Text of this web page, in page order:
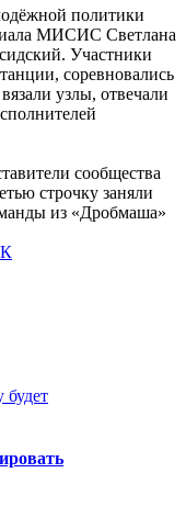
политики
МИСИС Светлана
Участники
соревновались
узлы, отвечали
сообщества
строчку заняли
из «Дробмаша»